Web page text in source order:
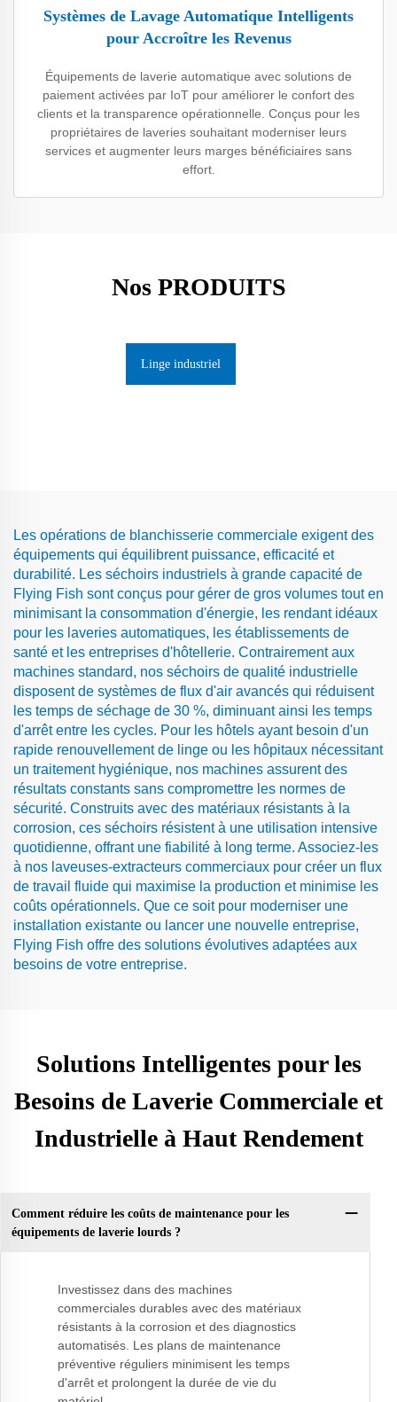
Systèmes de Lavage Automatique Intelligents
pour Accroître les Revenus
Équipements de laverie automatique avec solutions de
paiement activées par IoT pour améliorer le confort des
clients et la transparence opérationnelle. Conçus pour les
propriétaires de laveries souhaitant moderniser leurs
services et augmenter leurs marges bénéficiaires sans
effort.
Nos PRODUITS
Linge industriel
Les opérations de blanchisserie commerciale exigent des
équipements qui équilibrent puissance, efficacité et
durabilité. Les séchoirs industriels à grande capacité de
Flying Fish sont conçus pour gérer de gros volumes tout en
minimisant la consommation d'énergie, les rendant idéaux
pour les laveries automatiques, les établissements de
santé et les entreprises d'hôtellerie. Contrairement aux
machines standard, nos séchoirs de qualité industrielle
disposent de systèmes de flux d'air avancés qui réduisent
les temps de séchage de 30 %, diminuant ainsi les temps
d'arrêt entre les cycles. Pour les hôtels ayant besoin d'un
rapide renouvellement de linge ou les hôpitaux nécessitant
un traitement hygiénique, nos machines assurent des
résultats constants sans compromettre les normes de
sécurité. Construits avec des matériaux résistants à la
corrosion, ces séchoirs résistent à une utilisation intensive
quotidienne, offrant une fiabilité à long terme. Associez-les
à nos laveuses-extracteurs commerciaux pour créer un flux
de travail fluide qui maximise la production et minimise les
coûts opérationnels. Que ce soit pour moderniser une
installation existante ou lancer une nouvelle entreprise,
Flying Fish offre des solutions évolutives adaptées aux
besoins de votre entreprise.
Solutions Intelligentes pour les
Besoins de Laverie Commerciale et
Industrielle à Haut Rendement
Comment réduire les coûts de maintenance pour les
équipements de laverie lourds ?
Investissez dans des machines
commerciales durables avec des matériaux
résistants à la corrosion et des diagnostics
automatisés. Les plans de maintenance
préventive réguliers minimisent les temps
d'arrêt et prolongent la durée de vie du